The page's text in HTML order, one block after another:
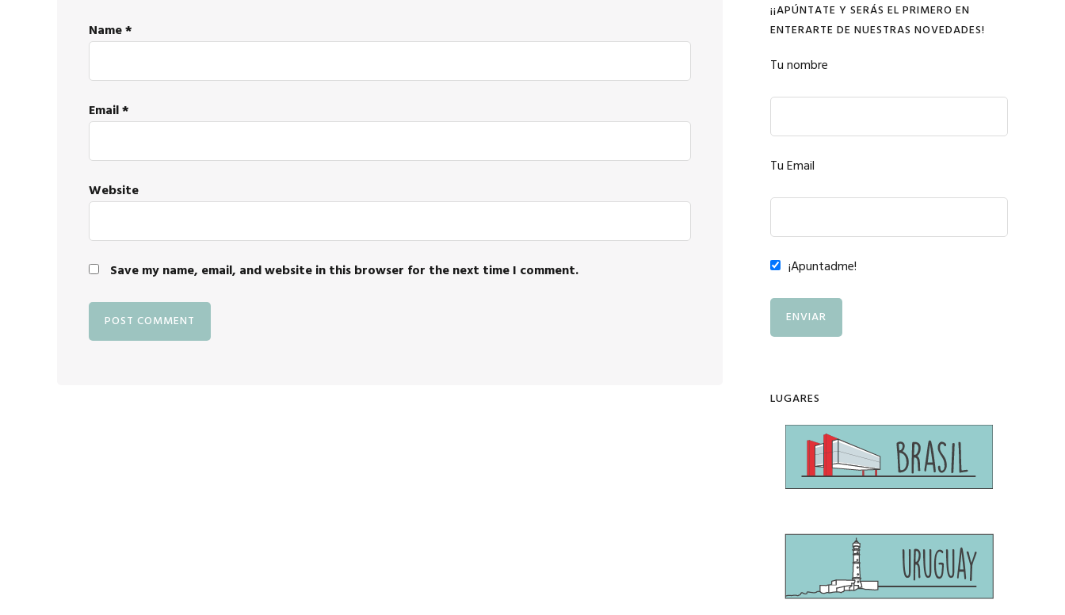
Name*
Email*
Website
Save my name, email, and website in this browser for the next time I comment.
¡¡APÚNTATE Y SERÁS EL PRIMERO EN
ENTERARTE DE NUESTRAS NOVEDADES!
Tu nombre
Tu Email
¡Apuntadme!
LUGARES